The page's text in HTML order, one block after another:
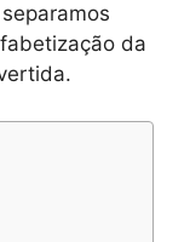
da